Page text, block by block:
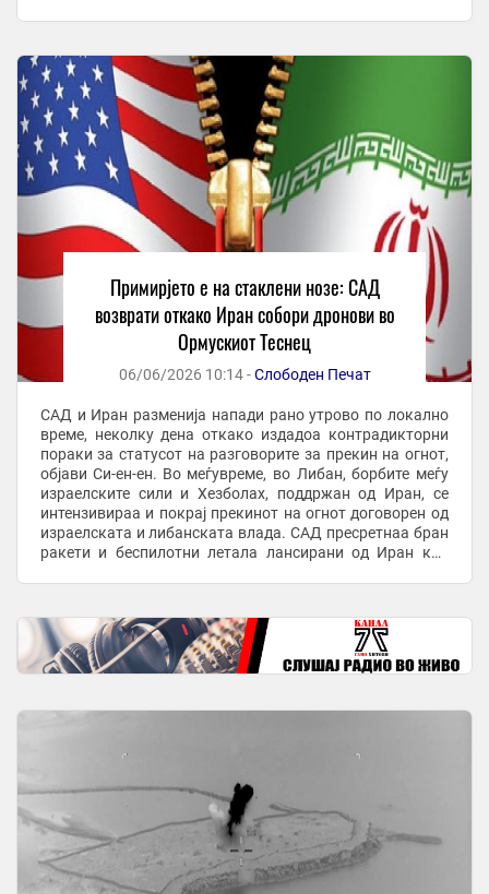
Примирјето е на стаклени нозе: САД
возврати откако Иран собори дронови во
Ормускиот Теснец
06/06/2026 10:14 -Слободен Печат
САД и Иран разменија напади рано утрово по локално
време, неколку дена откако издадоа контрадикторни
пораки за статусот на разговорите за прекин на огнот,
објави Си-ен-ен. Во меѓувреме, во Либан, борбите меѓу
израелските сили и Хезболах, поддржан од Иран, се
интензивираа и покрај прекинот на огнот договорен од
израелската и либанската влада. САД пресретнаа бран
ракети и беспилотни летала лансирани од Иран кон